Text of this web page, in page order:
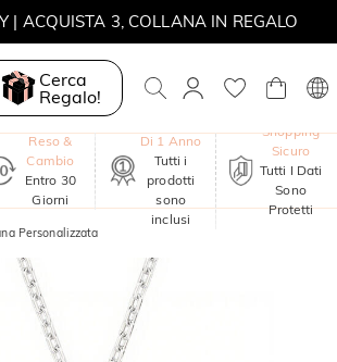
| ACQUISTA 3, COLLANA IN REGALO
Cerca
Regalo!
Reso &
Cambio
Entro 30
Giorni
Di 1 Anno
Tutti i
prodotti
sono
inclusi
Shopping
Sicuro
Tutti I Dati
Sono
Protetti
Personalizzata